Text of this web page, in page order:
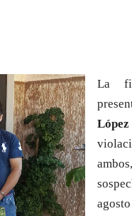
La
López